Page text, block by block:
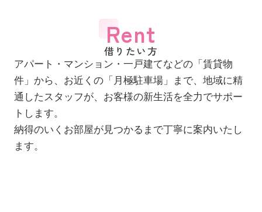
Rent
借りたい方
アパート・マンション・一戸建てなどの「賃貸物
件」から、お近くの「月極駐車場」まで、地域に精
通したスタッフが、お客様の新生活を全力でサポー
トします。
納得のいくお部屋が見つかるまで丁寧に案内いたし
ます。